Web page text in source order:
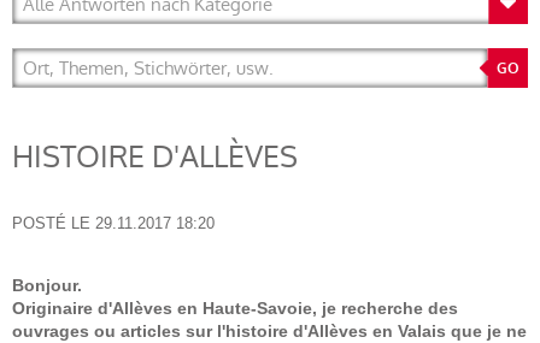
HISTOIRE D'ALLÈVES
POSTÉ LE 29.11.2017 18:20
Bonjour.
Originaire d'Allèves en Haute-Savoie, je recherche des
ouvrages ou articles sur l'histoire d'Allèves en Valais que je ne